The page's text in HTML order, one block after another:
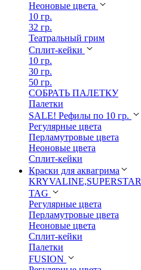
Неоновые цвета
10 гр.
32 гр.
Театральный грим
Сплит-кейки
10 гр.
30 гр.
50 гр.
СОБРАТЬ ПАЛЕТКУ
Палетки
SALE! Рефилы по 10 гр.
Регулярные цвета
Перламутровые цвета
Неоновые цвета
Сплит-кейки
Краски для аквагрима
KRYVALINE,SUPERSTAR
TAG
Регулярные цвета
Перламутровые цвета
Неоновые цвета
Сплит-кейки
Палетки
FUSION